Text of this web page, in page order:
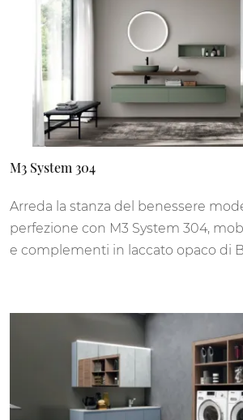
M3 System 304
Arreda la stanza del benessere
perfezione con M3 System 304,
e complementi in laccato opaco di